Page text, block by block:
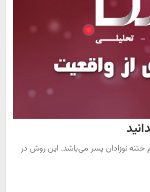
ختنه نوزادان پسر می‌باشد. این روش در